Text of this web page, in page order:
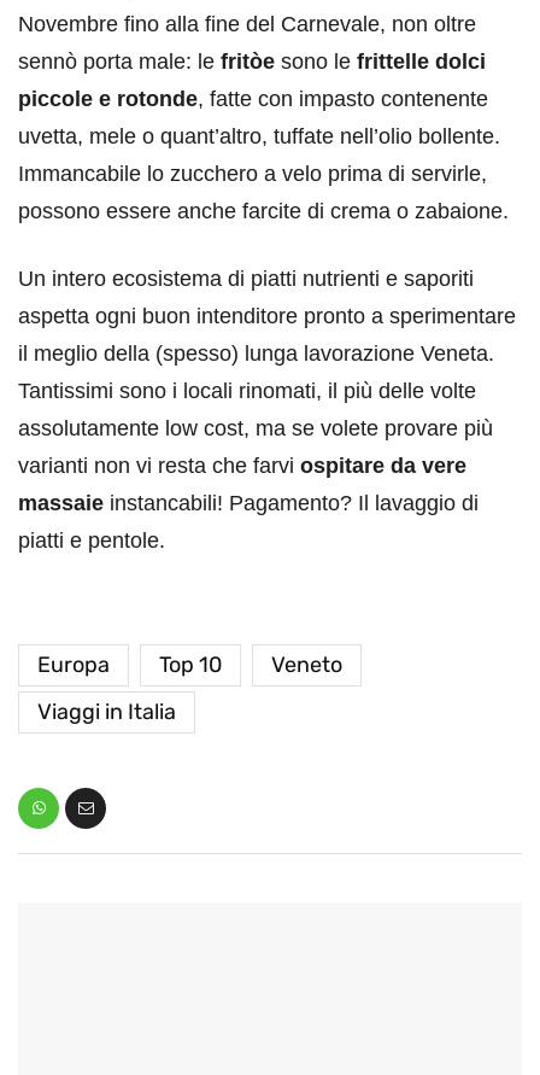
Novembre fino alla fine del Carnevale, non oltre
sennò porta male: le fritòe sono le frittelle dolci
piccole e rotonde, fatte con impasto contenente
uvetta, mele o quant’altro, tuffate nell’olio bollente.
Immancabile lo zucchero a velo prima di servirle,
possono essere anche farcite di crema o zabaione.
Un intero ecosistema di piatti nutrienti e saporiti
aspetta ogni buon intenditore pronto a sperimentare
il meglio della (spesso) lunga lavorazione Veneta.
Tantissimi sono i locali rinomati, il più delle volte
assolutamente low cost, ma se volete provare più
varianti non vi resta che farvi ospitare da vere
massaie instancabili! Pagamento? Il lavaggio di
piatti e pentole.
Europa Top 10
Veneto
Viaggi in Italia